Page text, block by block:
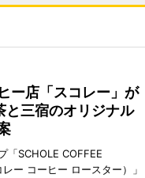
ー店「スコレー」が
三宿のオリジナル
「SCHOLE COFFEE
レー コーヒー ロースター）」